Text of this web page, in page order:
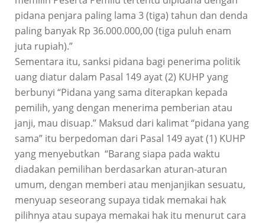
pidana penjara paling lama 3 (tiga) tahun dan denda
paling banyak Rp 36.000.000,00 (tiga puluh enam
juta rupiah).”
Sementara itu, sanksi pidana bagi penerima politik
uang diatur dalam Pasal 149 ayat (2) KUHP yang
berbunyi “Pidana yang sama diterapkan kepada
pemilih, yang dengan menerima pemberian atau
janji, mau disuap.” Maksud dari kalimat “pidana yang
sama” itu berpedoman dari Pasal 149 ayat (1) KUHP
yang menyebutkan “Barang siapa pada waktu
diadakan pemilihan berdasarkan aturan-aturan
umum, dengan memberi atau menjanjikan sesuatu,
menyuap seseorang supaya tidak memakai hak
pilihnya atau supaya memakai hak itu menurut cara